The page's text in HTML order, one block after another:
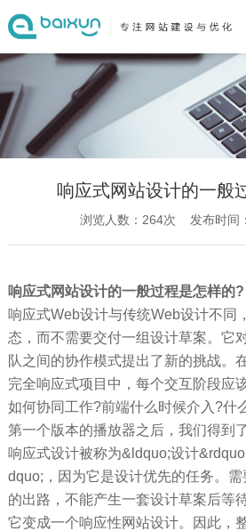
响应式网站设计的一般
浏览人数： 264次 发布时间
响应式网站设计的一般过程是怎样的?
响应式Web设计与传统Web设计不同
态，而不需要交付一组设计草案。它
队之间的协作模式提出了新的挑战。
完全响应式项目中，每个交互阶段应
如何协同工作?前端什么时候介入?什
第一个版本的播放器之后，我们得到
响应式设计被称为&ldquo;设计
dquo;，因为它是设计优先的任务。
的出路，不能产生一套设计草案后等
它变成一个响应性网站设计。因此，